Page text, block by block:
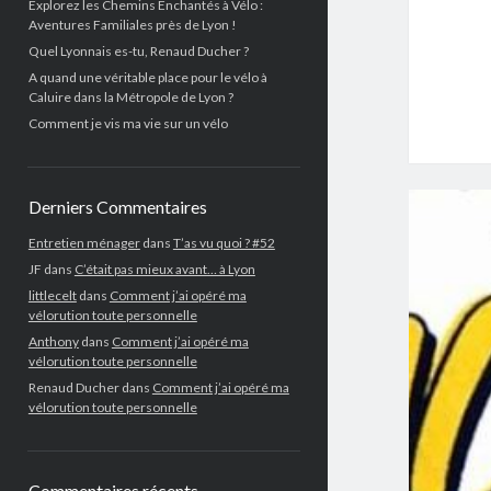
Explorez les Chemins Enchantés à Vélo :
Aventures Familiales près de Lyon !
Quel Lyonnais es-tu, Renaud Ducher ?
A quand une véritable place pour le vélo à
Caluire dans la Métropole de Lyon ?
Comment je vis ma vie sur un vélo
Derniers Commentaires
Entretien ménagerdans T’as vu quoi ? #52
JF dans C’était pas mieux avant… à Lyon
littleceltdans Comment j’ai opéré ma
vélorution toute personnelle
Anthonydans Comment j’ai opéré ma
vélorution toute personnelle
Renaud Ducherdans Comment j’ai opéré ma
vélorution toute personnelle